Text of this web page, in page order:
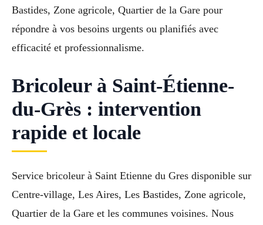
Bastides, Zone agricole, Quartier de la Gare pour
répondre à vos besoins urgents ou planifiés avec
efficacité et professionnalisme.
Bricoleur à Saint-Étienne-
du-Grès : intervention
rapide et locale
Service bricoleur à Saint Etienne du Gres disponible sur
Centre-village, Les Aires, Les Bastides, Zone agricole,
Quartier de la Gare et les communes voisines. Nous